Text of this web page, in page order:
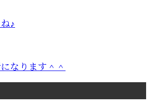
♪
なります＾＾